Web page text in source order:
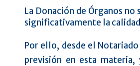
La Donación de Órganos
significativamente la
Por ello, desde el
previsión en esta